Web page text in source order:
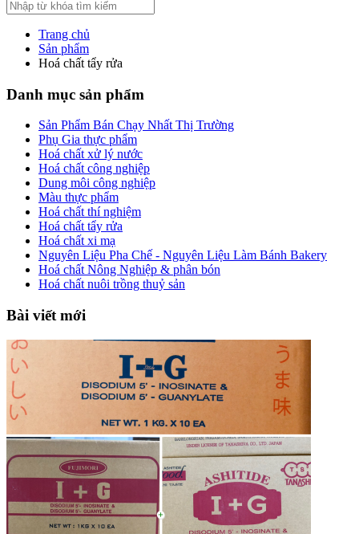
Trang chủ
Sản phẩm
Hoá chất tẩy rửa
Danh mục sản phẩm
Sản Phẩm Bán Chạy Nhất Thị Trường
Phụ Gia thực phẩm
Hoá chất xử lý nước
Hoá chất công nghiệp
Dung môi công nghiệp
Màu thực phẩm
Hoá chất thí nghiệm
Hoá chất tẩy rửa
Hoá chất xi mạ
Nguyên Liệu Pha Chế - Nguyên Liệu Làm Bánh Bakery
Hoá chất Nông Nghiệp & phân bón
Hoá chất nuôi trồng thuỷ sản
Bài viết mới